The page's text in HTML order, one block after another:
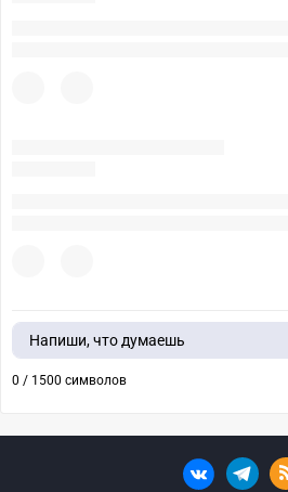
Напиши, что думаешь
0 / 1500 символов